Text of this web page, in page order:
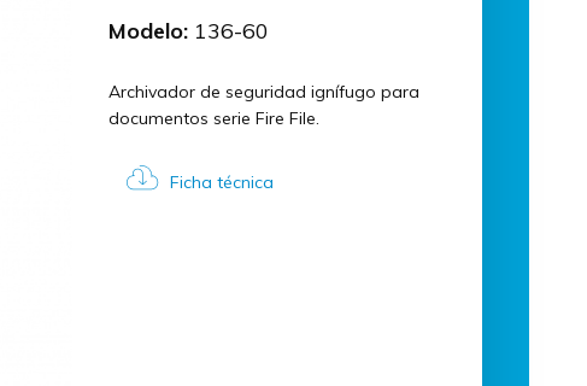
Modelo: 136-60
Archivador de seguridad ignífugo para
documentos serie Fire File.
Ficha técnica